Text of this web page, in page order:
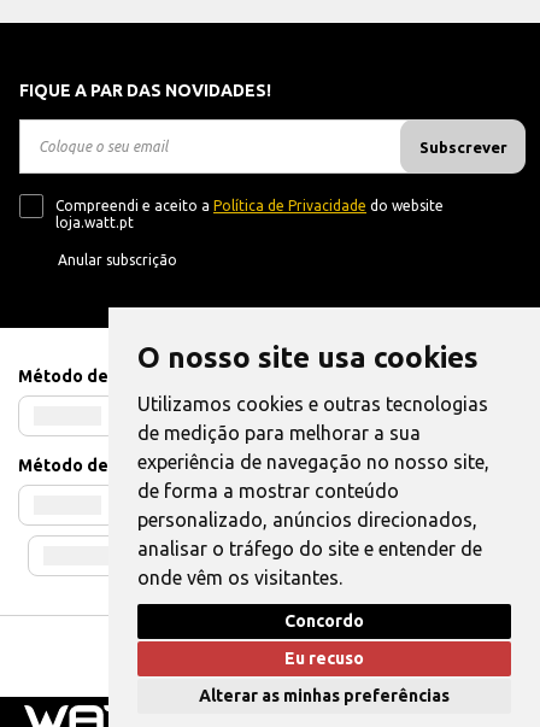
O nosso site usa cookies
Utilizamos cookies e outras tecnologias
de medição para melhorar a sua
experiência de navegação no nosso site,
de forma a mostrar conteúdo
personalizado, anúncios direcionados,
analisar o tráfego do site e entender de
onde vêm os visitantes.
Concordo
Eu recuso
Alterar as minhas preferências
FIQUE A PAR DAS NOVIDADES!
Subscrever
Compreendi e aceito a Política de Privacidade do website
loja.watt.pt
Anular subscrição
Método de Pagamento
Método de Envio
Livro de Reclamações | Também pode Elogiar
WATT © 2025. Todos os direitos reservados.